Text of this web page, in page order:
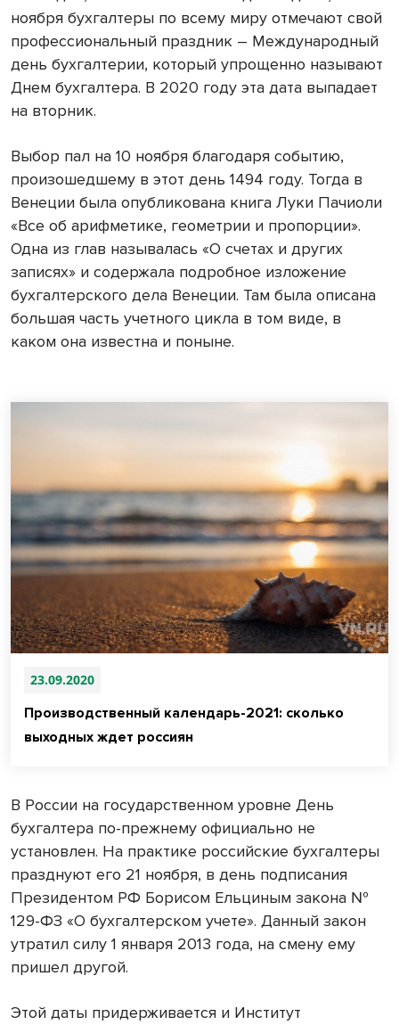
ноября бухгалтеры по всему миру отмечают свой
профессиональный праздник – Международный
день бухгалтерии, который упрощенно называют
Днем бухгалтера. В 2020 году эта дата выпадает
на вторник.
Выбор пал на 10 ноября благодаря событию,
произошедшему в этот день 1494 году. Тогда в
Венеции была опубликована книга Луки Пачиоли
«Все об арифметике, геометрии и пропорции».
Одна из глав называлась «О счетах и других
записях» и содержала подробное изложение
бухгалтерского дела Венеции. Там была описана
большая часть учетного цикла в том виде, в
каком она известна и поныне.
23.09.2020
Производственный календарь-2021: сколько
выходных ждет россиян
В России на государственном уровне День
бухгалтера по-прежнему официально не
установлен. На практике российские бухгалтеры
празднуют его 21 ноября, в день подписания
Президентом РФ Борисом Ельциным закона №
129-ФЗ «О бухгалтерском учете». Данный закон
утратил силу 1 января 2013 года, на смену ему
пришел другой.
Этой даты придерживается и Институт